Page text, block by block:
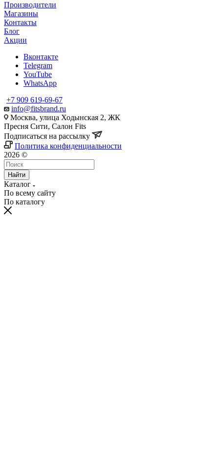
Производители
Магазины
Контакты
Блог
Акции
Вконтакте
Telegram
YouTube
WhatsApp
+7 909 619-69-67
info@fitsbrand.ru
Москва, улица Ходынская 2, ЖК
Пресня Сити, Салон Fits
Подписаться на рассылку
Политика конфиденциальности
2026 ©
Найти
Каталог
По всему сайту
По каталогу